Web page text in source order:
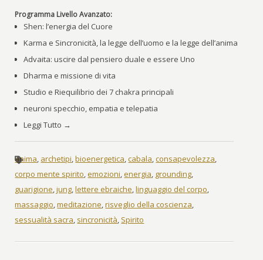
Programma Livello Avanzato:
Shen: l’energia del Cuore
Karma e Sincronicità, la legge dell’uomo e la legge dell’anima
Advaita: uscire dal pensiero duale e essere Uno
Dharma e missione di vita
Studio e Riequilibrio dei 7 chakra principali
neuroni specchio, empatia e telepatia
Leggi Tutto →
anima, archetipi,bioenergetica,cabala,consapevolezza,
corpo mente spirito,emozioni,energia, grounding,
guarigione,jung,lettere ebraiche,linguaggio del corpo,
massaggio,meditazione,risveglio della coscienza,
sessualità sacra, sincronicità, Spirito